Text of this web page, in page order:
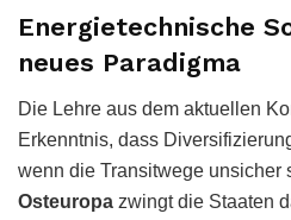
Energietechnische
neues Paradigma
Die Lehre aus dem aktuellen
Erkenntnis, dass
wenn die Transitwege unsicher
Osteuropa zwingt die Staaten